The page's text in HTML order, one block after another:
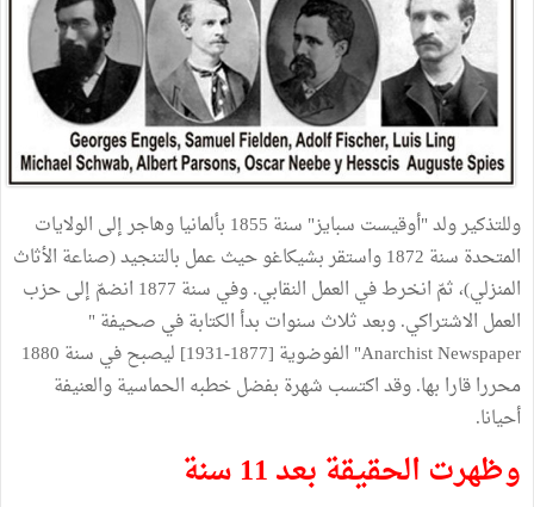
وللتذكير ولد "أوقيست سبايز" سنة 1855 بألمانيا وهاجر إلى الولايات
المتحدة سنة 1872 واستقر بشيكاغو حيث عمل بالتنجيد (صناعة الأثاث
المنزلي)، ثمّ انخرط في العمل النقابي. وفي سنة 1877 انضمّ إلى حزب
العمل الاشتراكي. وبعد ثلاث سنوات بدأ الكتابة في صحيفة "
Anarchist Newspaper" الفوضوية [1877-1931] ليصبح في سنة 1880
محررا قارا بها. وقد اكتسب شهرة بفضل خطبه الحماسية والعنيفة
أحيانا.
وظهرت الحقيقة بعد 11 سنة